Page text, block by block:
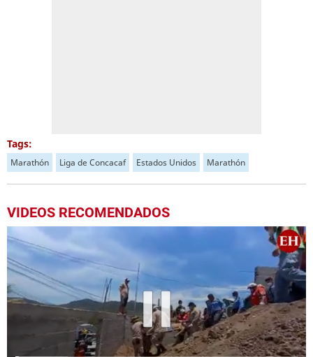
Tags:
Marathón Liga de Concacaf Estados Unidos Marathón
VIDEOS RECOMENDADOS